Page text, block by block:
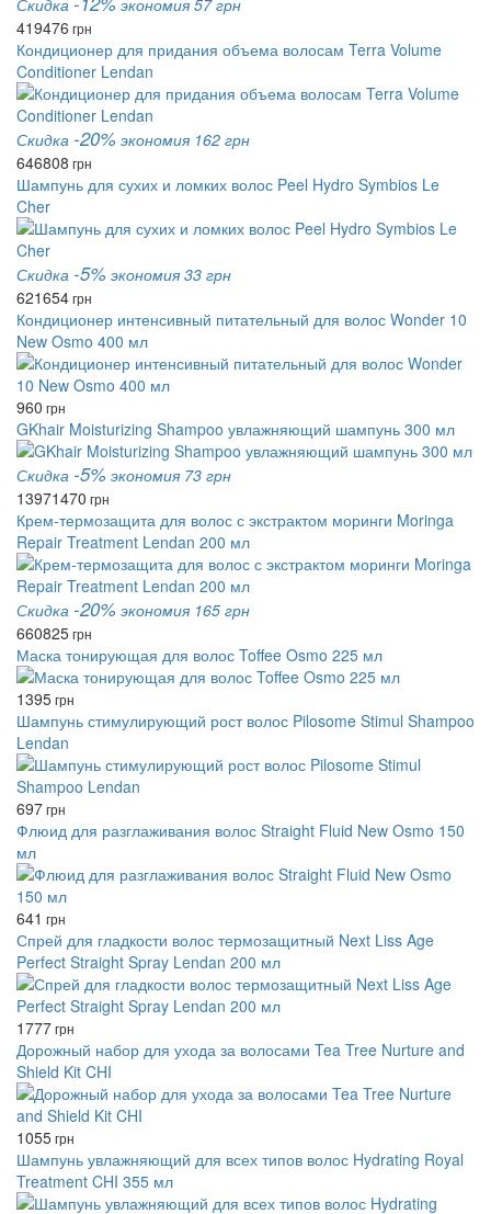
Скидка
экономия 57 грн
419476 грн
Кондиционер для придания объема волосам Terra Volume
Conditioner Lendan
Скидка -20% экономия 162 грн
646808 грн
Шампунь для сухих и ломких волос Peel Hydro Symbios Le
Cher
Скидка -5% экономия 33 грн
621654грн
Кондиционер интенсивный питательный для волос Wonder 10
New Osmo 400 мл
960 грн
GKhair Moisturizing Shampoo увлажняющий шампунь 300 мл
Скидка -5% экономия 73 грн
13971470 грн
Крем-термозащита для волос с экстрактом моринги Moringa
Repair Treatment Lendan 200 мл
Скидка -20% экономия 165 грн
660825грн
Маска тонирующая для волос Toffee Osmo 225 мл
1395грн
Шампунь стимулирующий рост волос Pilosome Stimul Shampoo
Lendan
697грн
Флюид для разглаживания волос Straight Fluid New Osmo 150
мл
641 грн
Спрей для гладкости волос термозащитный Next Liss Age
Perfect Straight Spray Lendan 200 мл
1777грн
Дорожный набор для ухода за волосами Tea Tree Nurture and
Shield Kit CHI
1055грн
Шампунь увлажняющий для всех типов волос Hydrating Royal
Treatment CHI 355 мл